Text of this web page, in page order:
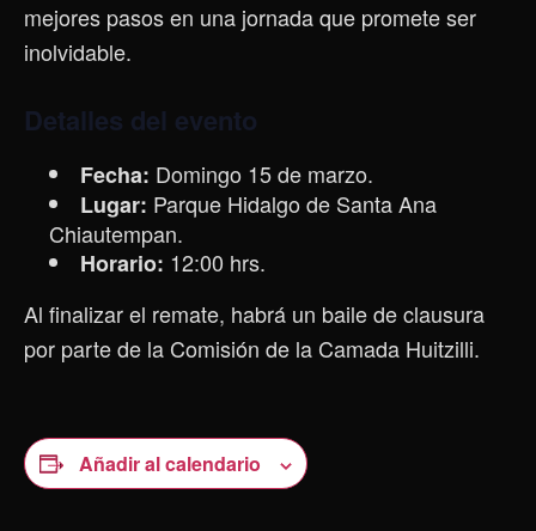
mejores pasos en una jornada que promete ser
inolvidable.
Detalles del evento
Fecha: Domingo 15 de marzo.
Lugar: Parque Hidalgo de Santa Ana
Chiautempan.
Horario: 12:00 hrs.
Al finalizar el remate, habrá un baile de clausura
por parte de la Comisión de la Camada Huitzilli.
Añadir al calendario